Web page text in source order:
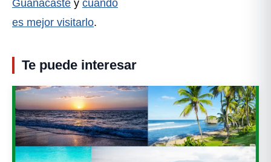
Guanacaste y cuándo
es mejor visitarlo.
Te puede interesar